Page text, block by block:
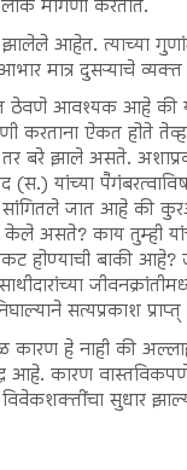
मागणी करतात.
आहेत. त्याच्या
मात्र दुसऱ्याचे
ठेवणे आवश्यक आहे की
करताना ऐकत होते
बरे झाले असते.
(स.) यांच्या
जात आहे की
असते? काय तुम्ही
बाकी आहे?
सत्यप्रकाश
हे नाही की
आहे. कारण
सुधार